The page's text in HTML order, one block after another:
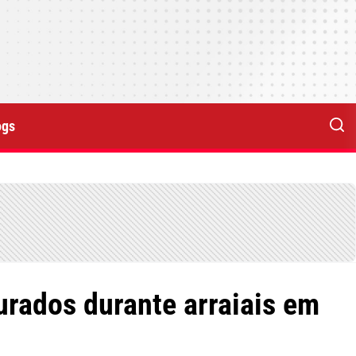
durante arraiais em